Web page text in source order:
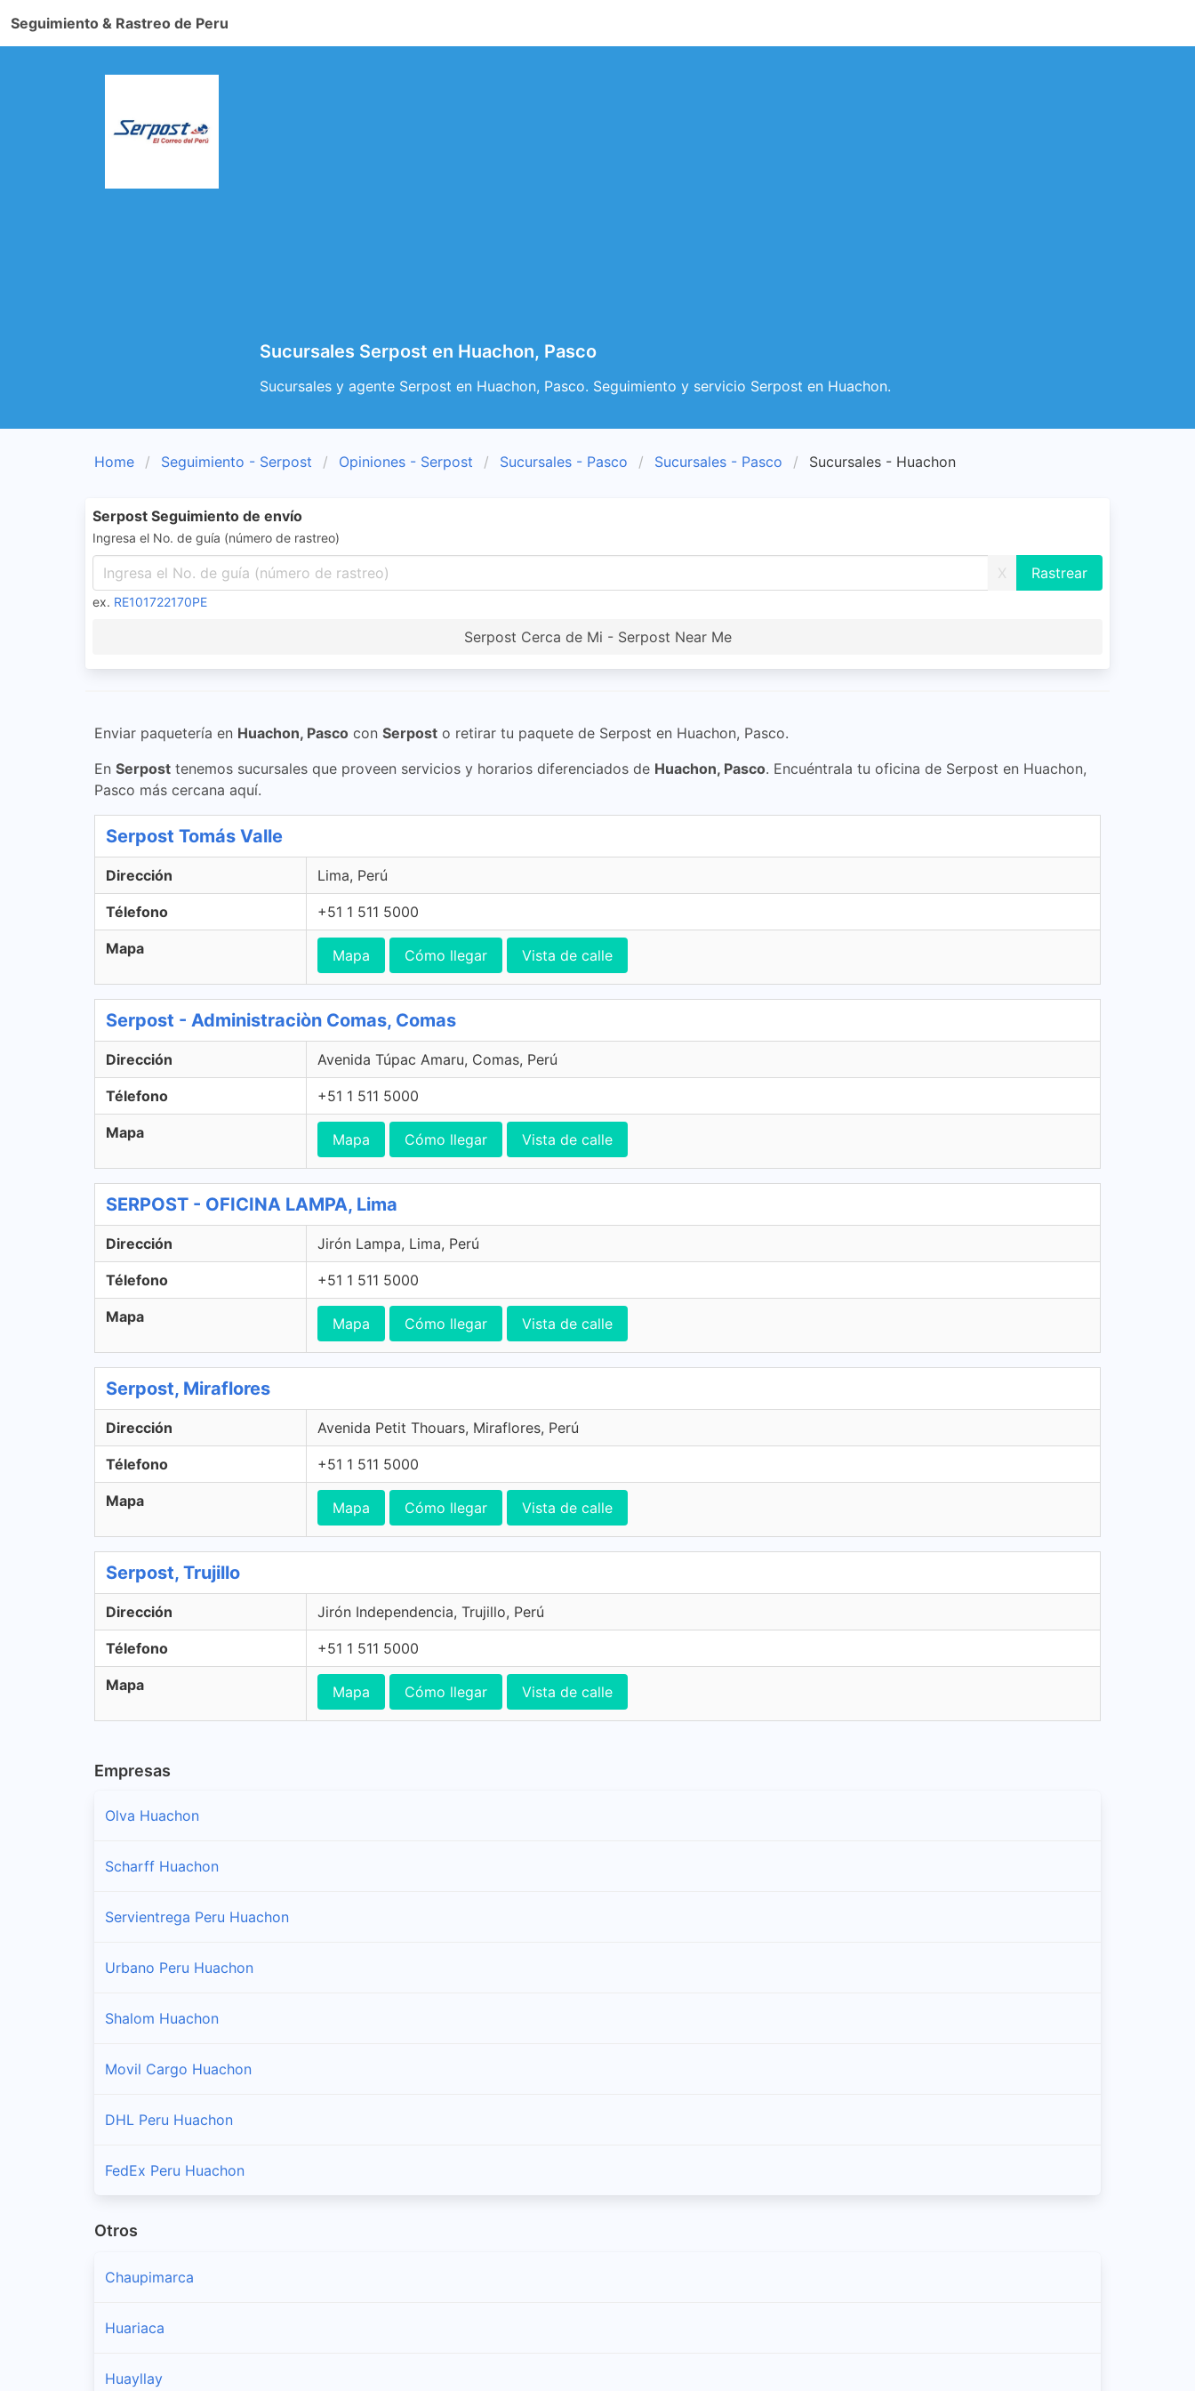
Seguimiento & Rastreo de Peru
Sucursales Serpost en Huachon, Pasco
Sucursales y agente Serpost en Huachon, Pasco. Seguimiento y servicio Serpost en Huachon.
Home Seguimiento - Serpost Opiniones - Serpost Sucursales - Pasco Sucursales - Pasco Sucursales - Huachon
Serpost Seguimiento de envío
Ingresa el No. de guía (número de rastreo)
X
ex. RE101722170PE
Serpost Cerca de Mi - Serpost Near Me
Enviar paquetería en Huachon, Pasco con Serpost o retirar tu paquete de Serpost en Huachon, Pasco.
En Serpost tenemos sucursales que proveen servicios y horarios diferenciados de Huachon, Pasco. Encuéntrala tu oficina de Serpost en Huachon,
Pasco más cercana aquí.
Serpost Tomás Valle
Dirección Lima, Perú
Télefono +51 1 511 5000
Mapa Mapa Cómo llegar Vista de calle
Serpost - Administraciòn Comas, Comas
Dirección Avenida Túpac Amaru, Comas, Perú
Télefono +51 1 511 5000
Mapa Mapa Cómo llegar Vista de calle
SERPOST - OFICINA LAMPA, Lima
Dirección Jirón Lampa, Lima, Perú
Télefono +51 1 511 5000
Mapa Mapa Cómo llegar Vista de calle
Serpost, Miraflores
Dirección Avenida Petit Thouars, Miraflores, Perú
Télefono +51 1 511 5000
Mapa Mapa Cómo llegar Vista de calle
Serpost, Trujillo
Dirección Jirón Independencia, Trujillo, Perú
Télefono +51 1 511 5000
Mapa Mapa Cómo llegar Vista de calle
Empresas
Olva Huachon
Scharff Huachon
Servientrega Peru Huachon
Urbano Peru Huachon
Shalom Huachon
Movil Cargo Huachon
DHL Peru Huachon
FedEx Peru Huachon
Otros
Chaupimarca
Huariaca
Huayllay